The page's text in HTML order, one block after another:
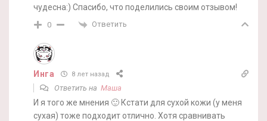
чудесна:) Спасибо, что поделились своим отзывом!
0 Ответить
Инга 8 лет назад
Ответить на Маша
И я того же мнения 🙂 Кстати для сухой кожи (у меня
сухая) тоже подходит отлично. Хотя сравнивать